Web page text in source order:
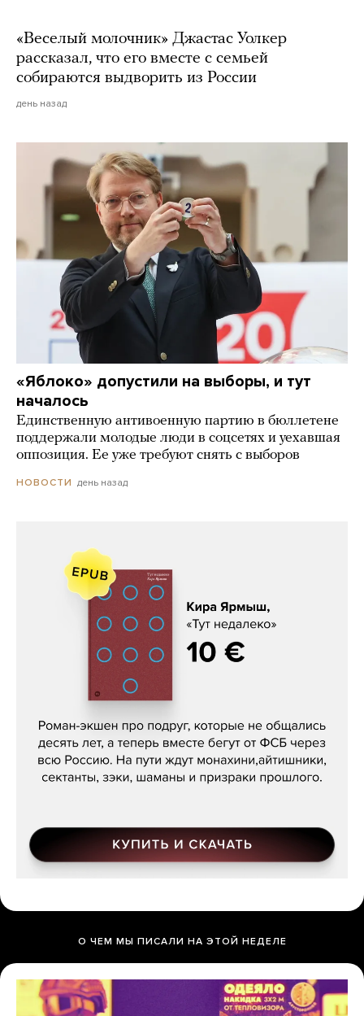
«Веселый молочник» Джастас Уолкер
рассказал, что его вместе с семьей
собираются выдворить из России
день назад
«Яблоко» допустили на выборы, и тут
началось
Единственную антивоенную партию в бюллетене
поддержали молодые люди в соцсетях и уехавшая
оппозиция. Ее уже требуют снять с выборов
НОВОСТИ день назад
Кира Ярмыш, «Тут недалеко»
О ЧЕМ МЫ ПИСАЛИ НА ЭТОЙ НЕДЕЛЕ